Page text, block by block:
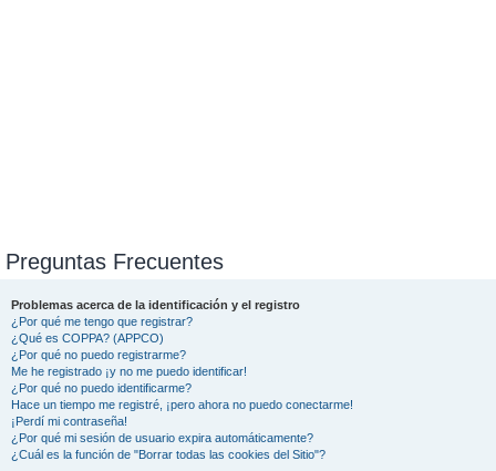
Preguntas Frecuentes
Problemas acerca de la identificación y el registro
¿Por qué me tengo que registrar?
¿Qué es COPPA? (APPCO)
¿Por qué no puedo registrarme?
Me he registrado ¡y no me puedo identificar!
¿Por qué no puedo identificarme?
Hace un tiempo me registré, ¡pero ahora no puedo conectarme!
¡Perdí mi contraseña!
¿Por qué mi sesión de usuario expira automáticamente?
¿Cuál es la función de "Borrar todas las cookies del Sitio"?